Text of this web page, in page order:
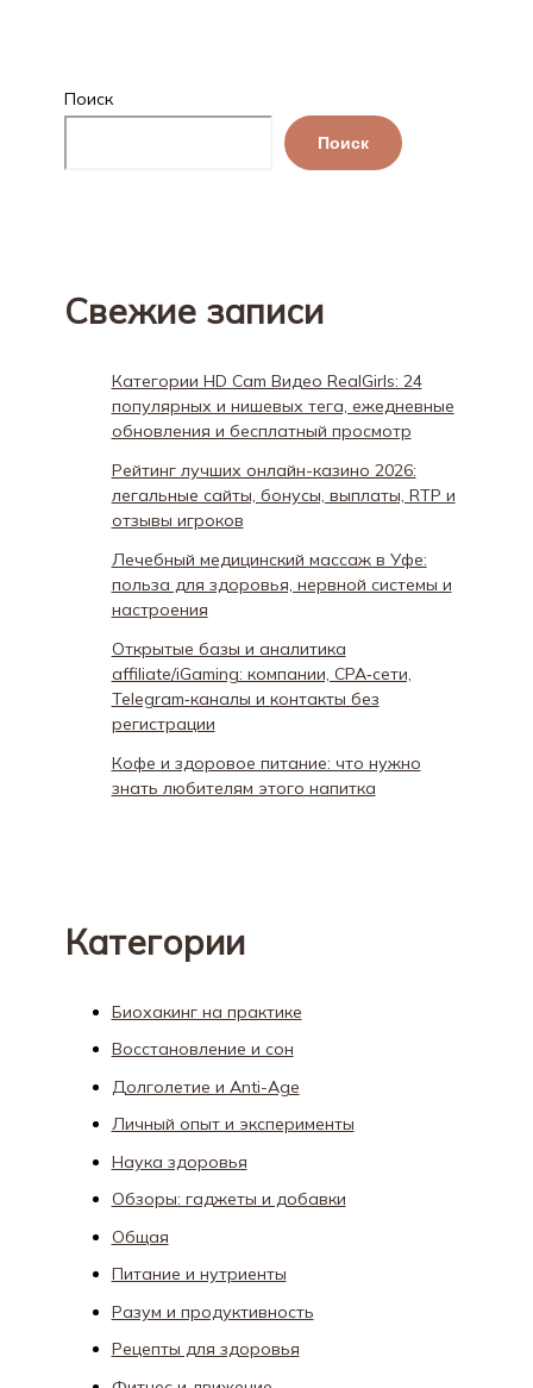
Поиск
Поиск
Свежие записи
Категории HD Cam Видео RealGirls: 24
популярных и нишевых тега, ежедневные
обновления и бесплатный просмотр
Рейтинг лучших онлайн-казино 2026:
легальные сайты, бонусы, выплаты, RTP и
отзывы игроков
Лечебный медицинский массаж в Уфе:
польза для здоровья, нервной системы и
настроения
Открытые базы и аналитика
affiliate/iGaming: компании, CPA‑сети,
Telegram‑каналы и контакты без
регистрации
Кофе и здоровое питание: что нужно
знать любителям этого напитка
Категории
Биохакинг на практике
Восстановление и сон
Долголетие и Anti-Age
Личный опыт и эксперименты
Наука здоровья
Обзоры: гаджеты и добавки
Общая
Питание и нутриенты
Разум и продуктивность
Рецепты для здоровья